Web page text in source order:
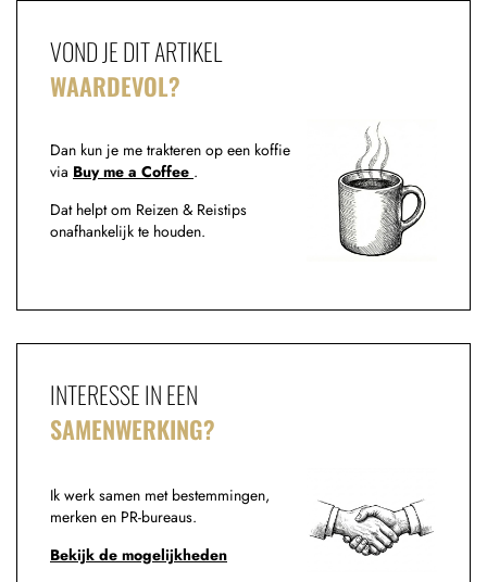
VOND JE DIT ARTIKEL
WAARDEVOL?
Dan kun je me trakteren op een koffie
via Buy me a Coffee .
Dat helpt om Reizen & Reistips
onafhankelijk te houden.
INTERESSE IN EEN
SAMENWERKING?
Ik werk samen met bestemmingen,
merken en PR-bureaus.
Bekijk de mogelijkheden